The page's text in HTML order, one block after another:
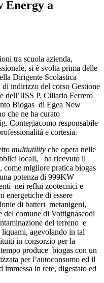
Energy a
tra scuola azienda,
si è svolta prima delle
Dirigente Scolastica
indirizzo del corso Gestione
dell’IISS P. Cillario Ferrero
Biogas di Egea New
che ne ha curato
Contegiacomo responsabile
e cortesia.
multiutility che opera nelle
locali, ha ricevuto il
come migliore pratica biogas
potenza di 999KW
nei reflui zootecnici e
energetiche di essere
di batteri metanigeni,
del comune di Vottignascodi
del terreno e
agevolando in tal
in consorzio per la
produce biogas con un
per l’autoconsumo ed il
immessa in rete, digestato ed